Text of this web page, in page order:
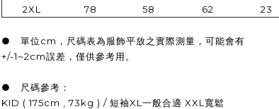
2XL
78 58 62 23
● 單位cm，尺碼表為服飾平放之實際測量，可能會有
+/-1~2cm誤差，僅供參考用。
● 尺碼參考：
KID ( 175cm , 73kg ) / 短袖XL一般合適 XXL寬鬆